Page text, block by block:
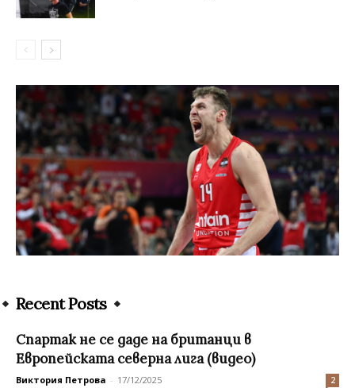
Recent Posts
Спартак не се даде на британци в
Европейската северна лига (видео)
Виктория Петрова - 17/12/2025 2